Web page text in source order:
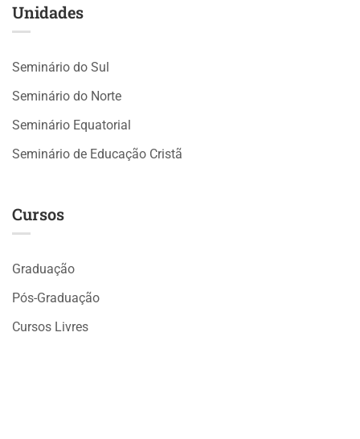
Unidades
Seminário do Sul
Seminário do Norte
Seminário Equatorial
Seminário de Educação Cristã
Cursos
Graduação
Pós-Graduação
Cursos Livres